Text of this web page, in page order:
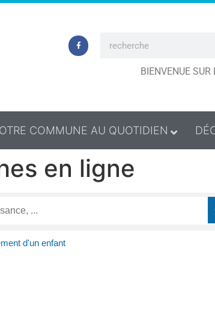
BIENVENUE
COMMUNE AU QUOTIDIEN
en ligne
d'un enfant